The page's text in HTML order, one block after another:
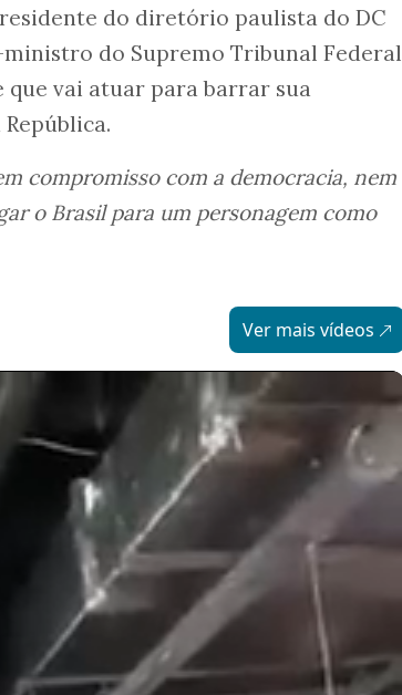
do diretório paulista do DC
do Supremo Tribunal Federal
que vai atuar para barrar sua
compromisso com a democracia, nem
o Brasil para um personagem como
Ver mais vídeos